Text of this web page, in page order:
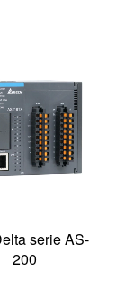
serie AS-
200